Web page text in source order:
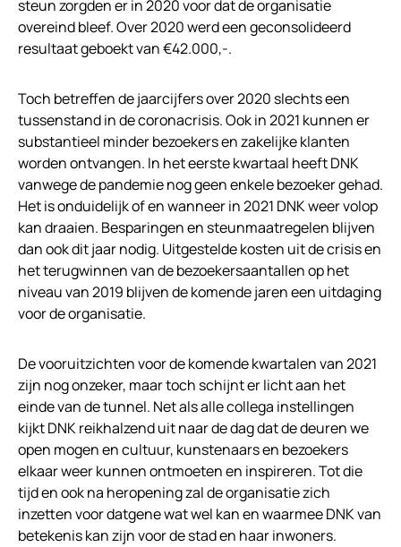
steun zorgden er in 2020 voor dat de organisatie
overeind bleef. Over 2020 werd een geconsolideerd
resultaat geboekt van €42.000,-.
Toch betreffen de jaarcijfers over 2020 slechts een
tussenstand in de coronacrisis. Ook in 2021 kunnen er
substantieel minder bezoekers en zakelijke klanten
worden ontvangen. In het eerste kwartaal heeft DNK
vanwege de pandemie nog geen enkele bezoeker gehad.
Het is onduidelijk of en wanneer in 2021 DNK weer volop
kan draaien. Besparingen en steunmaatregelen blijven
dan ook dit jaar nodig. Uitgestelde kosten uit de crisis en
het terugwinnen van de bezoekersaantallen op het
niveau van 2019 blijven de komende jaren een uitdaging
voor de organisatie.
De vooruitzichten voor de komende kwartalen van 2021
zijn nog onzeker, maar toch schijnt er licht aan het
einde van de tunnel. Net als alle collega instellingen
kijkt DNK reikhalzend uit naar de dag dat de deuren we
open mogen en cultuur, kunstenaars en bezoekers
elkaar weer kunnen ontmoeten en inspireren. Tot die
tijd en ook na heropening zal de organisatie zich
inzetten voor datgene wat wel kan en waarmee DNK van
betekenis kan zijn voor de stad en haar inwoners.